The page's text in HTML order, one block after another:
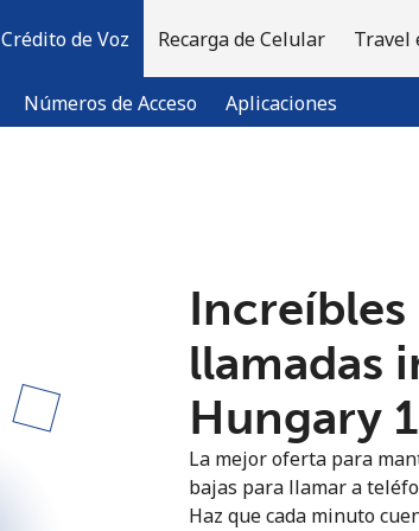
Crédito de Voz
Números de Acceso Aplicaciones
Recarga de Celular Travel
¿Ya tienes una cuenta? Inicia sesión →
Regístrate con
Increíbles
llamadas
Hungary
La mejor oferta para
bajas para llamar a
Haz que cada minuto